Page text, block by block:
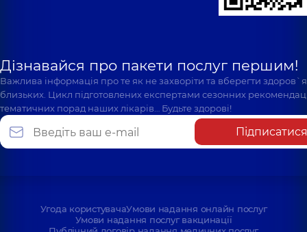
Дізнавайся про пакети послуг першим!
Важлива інформація про те як не захворіти та вберегти
близьких. Цикл підготовлених експертами сезонних
тематичних порад наших лікарів… Будьте здорові!
Підписатися
Угода користувачаУмови надання онлайн послуг
Умови надання послуг вакцинації